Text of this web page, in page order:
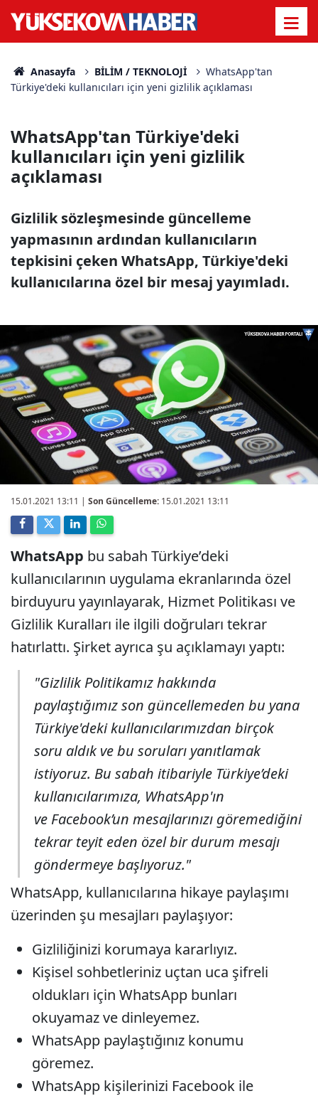
Anasayfa BİLİM / TEKNOLOJİ
WhatsApp'tan
Türkiye'deki kullanıcıları için yeni gizlilik açıklaması
WhatsApp'tan Türkiye'deki
kullanıcıları için yeni gizlilik
açıklaması
Gizlilik sözleşmesinde güncelleme
yapmasının ardından kullanıcıların
tepkisini çeken WhatsApp, Türkiye'deki
kullanıcılarına özel bir mesaj yayımladı.
15.01.2021 13:11 | Son Güncelleme: 15.01.2021 13:11
WhatsApp bu sabah Türkiye’deki
kullanıcılarının uygulama ekranlarında özel
birduyuru yayınlayarak, Hizmet Politikası ve
Gizlilik Kuralları ile ilgili doğruları tekrar
hatırlattı. Şirket ayrıca şu açıklamayı yaptı:
"Gizlilik Politikamız hakkında
paylaştığımız son güncellemeden bu yana
Türkiye'deki kullanıcılarımızdan birçok
soru aldık ve bu soruları yanıtlamak
istiyoruz. Bu sabah itibariyle Türkiye’deki
kullanıcılarımıza, WhatsApp'ın
ve Facebook’un mesajlarınızı göremediğini
tekrar teyit eden özel bir durum mesajı
göndermeye başlıyoruz."
WhatsApp, kullanıcılarına hikaye paylaşımı
üzerinden şu mesajları paylaşıyor:
Gizliliğinizi korumaya kararlıyız.
Kişisel sohbetleriniz uçtan uca şifreli
oldukları için WhatsApp bunları
okuyamaz ve dinleyemez.
WhatsApp paylaştığınız konumu
göremez.
WhatsApp kişilerinizi Facebook ile